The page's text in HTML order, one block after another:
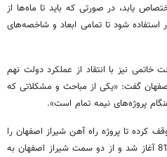
یابد، در صورتی که باید تا ماه‌ها از
شود تا تمامی ‌ابعاد و شاخصه‌های
نیز با انتقاد از عملکرد دولت نهم
گفت: «یکی از مباحث و مشکلاتی که
پروژه‌های نیمه تمام است».
کرده تا پروژه راه آهن شیراز اصفهان را
ناقص افتتاح کنند. این پروژه در سال 81 آغاز شد و از دو سمت شیراز اصفهان به